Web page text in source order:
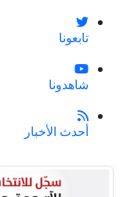
تابعونا
شاهدونا
أحدث الأخبار